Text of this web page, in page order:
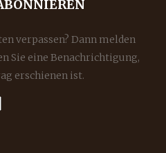
verpassen? Dann melden
Sie eine Benachrichtigung,
erschienen ist.